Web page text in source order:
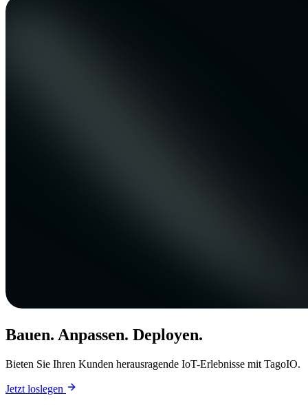
Bauen. Anpassen. Deployen.
Bieten Sie Ihren Kunden herausragende IoT-Erlebnisse mit TagoIO.
Jetzt loslegen